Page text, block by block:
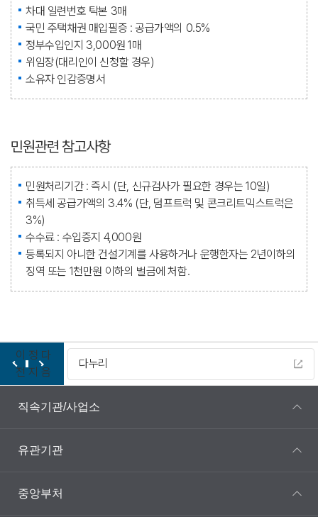
차대 일련번호 탁본 3매
국민 주택채권 매입필증 : 공급가액의 0.5%
정부수입인지 3,000원 1매
위임장(대리인이 신청할 경우)
소유자 인감증명서
민원관련 참고사항
민원처리기간 : 즉시 (단, 신규검사가 필요한 경우는 10일)
취득세 공급가액의 3.4% (단, 덤프트럭 및 콘크리트믹스트럭은
3%)
수수료 : 수입증지 4,000원
등록되지 아니한 건설기계를 사용하거나 운행한자는 2년이하의
징역 또는 1천만원 이하의 벌금에 처함.
이
전
정
지
다
음
다누리
직속기관/사업소
유관기관
중앙부처